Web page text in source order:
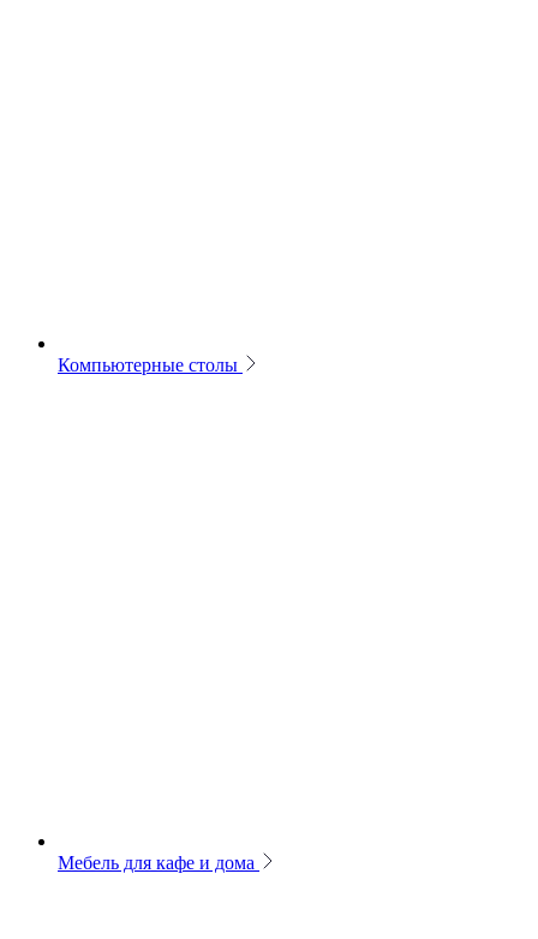
Компьютерные столы
Мебель для кафе и дома